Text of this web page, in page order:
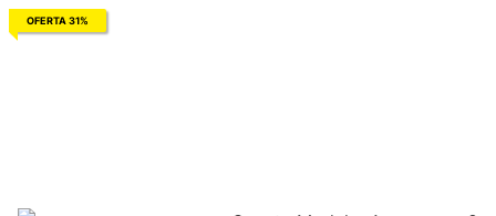
OFERTA 31%